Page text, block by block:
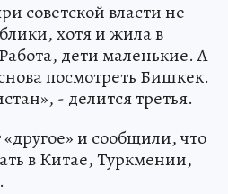
советской власти не
хотя и жила в
дети маленькие. А
посмотреть Бишкек.
- делится третья.
и сообщили, что
в Китае, Туркмении,